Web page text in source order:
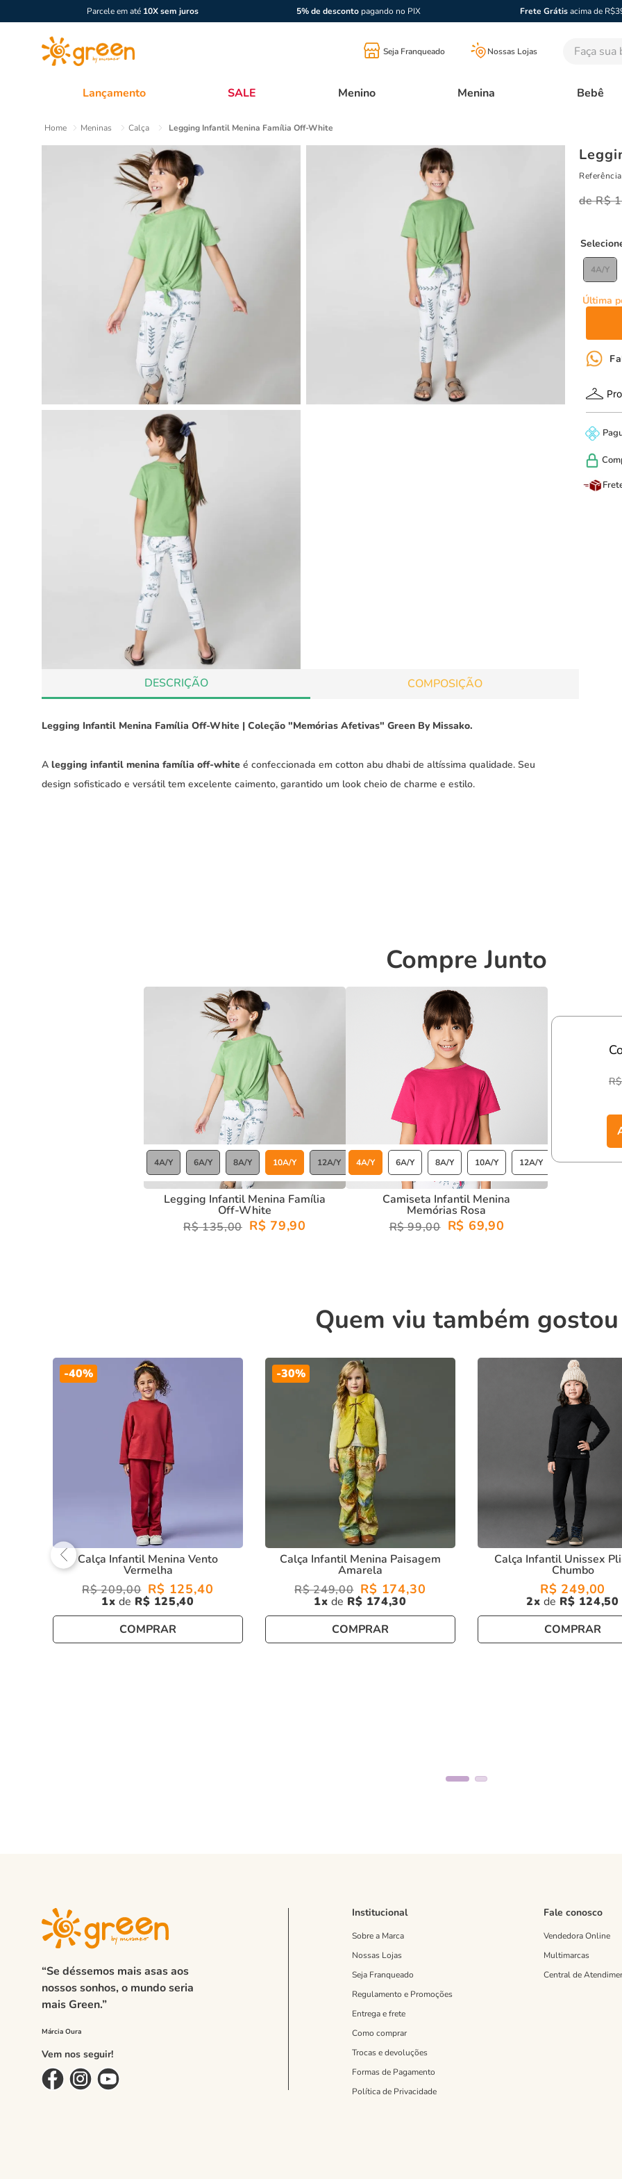
Parcele em até 10X sem juros 5% de descontopagando no PIX Frete Grátisacima de
Seja Franqueado Nossas Lojas Faça sua
Lançamento SALE Menino Menina Bebê
Meninas Calça Legging Infantil Menina Família Off-White
DESCRIÇÃO COMPOSIÇÃO
Legging Infantil Menina Família Off-White | Coleção "Memórias Afetivas" Green By Missako.
A legging infantil menina família off-white é confeccionada em cotton abu dhabi de altíssima qualidade. Seu
design sofisticado e versátil tem excelente caimento, garantido um look cheio de charme e estilo.
Referência
R$
4A/Y
Última
Compre Junto
4A/Y 6A/Y 8A/Y 10A/Y 12A/Y
Legging Infantil Menina Família
Off-White
R$ 135,00 R$ 79,90
4A/Y 6A/Y 8A/Y 10A/Y 12A/Y
Camiseta Infantil Menina
Memórias Rosa
R$ 99,00 R$ 69,90
Quem viu também gostou
-40%
Calça Infantil Menina Vento
Vermelha
R$ 209,00 R$ 125,40
1 R$ 125,40
COMPRAR
-30%
Calça Infantil Menina Paisagem
Amarela
R$ 249,00 R$ 174,30
1 R$ 174,30
COMPRAR
Calça Infantil Unissex
Chumbo
R$ 249,00
2 R$ 124,50
COMPRAR
“Se déssemos mais asas aos
nossos sonhos, o mundo seria
mais Green.”
Vem nos seguir!
Institucional
Sobre a Marca
Nossas Lojas
Seja Franqueado
Regulamento e Promoções
Entrega e frete
Como comprar
Trocas e devoluções
Formas de Pagamento
Política de Privacidade
Fale conosco
Vendedora Online
Multimarcas
Central de